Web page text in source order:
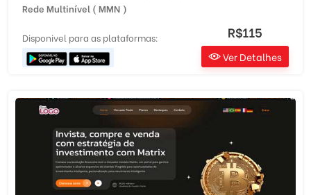
Rede Multinível ( MMN )
Disponivel para as plataformas: R$115
Ver Detalhes